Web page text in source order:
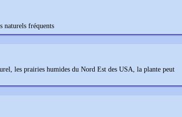
naturels fréquents
les prairies humides du Nord Est des USA, la plante peut